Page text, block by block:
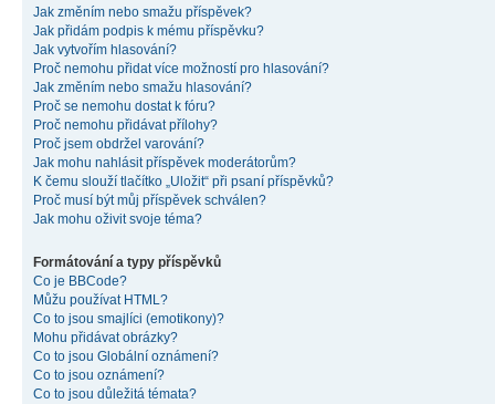
Jak změním nebo smažu příspěvek?
Jak přidám podpis k mému příspěvku?
Jak vytvořím hlasování?
Proč nemohu přidat více možností pro hlasování?
Jak změním nebo smažu hlasování?
Proč se nemohu dostat k fóru?
Proč nemohu přidávat přílohy?
Proč jsem obdržel varování?
Jak mohu nahlásit příspěvek moderátorům?
K čemu slouží tlačítko „Uložit“ při psaní příspěvků?
Proč musí být můj příspěvek schválen?
Jak mohu oživit svoje téma?
Formátování a typy příspěvků
Co je BBCode?
Můžu používat HTML?
Co to jsou smajlíci (emotikony)?
Mohu přidávat obrázky?
Co to jsou Globální oznámení?
Co to jsou oznámení?
Co to jsou důležitá témata?